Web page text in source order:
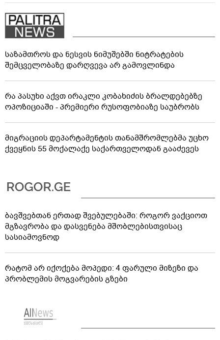
საზამთროს და ნესვის ნიმუშებში ნიტრატების
შემცველობაზე დარღვევა არ გამოვლინდა
რა პასუხი აქვთ ირაკლი კობახიძის ბრალდებებზე
ოპოზიციაში - პრემიერი რუსოფობიაზე საუბრობს
მიგრაციის დეპარტამენტის თანამშრომლებმა უცხო
ქვეყნის 55 მოქალაქე საქართველოდან გააძევეს
ბავშვებთან ერთად შვებულებაში: როგორ ვაქციოთ
მგზავრობა და დასვენება მშობლებისთვისაც
სასიამოვნოდ
რატომ არ იქოქება მოპედი: 4 ფარული მიზეზი და
პრობლემის მოგვარების გზები